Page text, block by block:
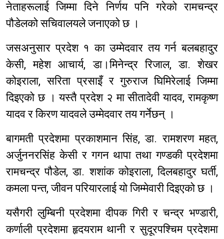
नेताहरूलाई जिम्मा दिने निर्णय पनि गरेको रामचन्द्र
पौडेलको सचिवालयले जनाएको छ ।
जसअनुसार प्रदेश १ का उम्मेदवार तय गर्न बलबहादुर
केसी, महेश आचार्य, डा।मिनेन्द्र रिजाल, डा. शेखर
कोइराला, सरिता प्रसाइँ र गुरुराज घिमिरेलाई जिम्मा
दिइएको छ । यस्तै प्रदेश २ मा सीतादेवी यादव, रामकृष्ण
यादव र किरण यादवले उम्मेदवार तय गर्नेछन् ।
बागमती प्रदेशमा प्रकाशमान सिंह, डा. रामशरण महत,
अर्जुननरसिंह केसी र गगन थापा तथा गण्डकी प्रदेशमा
रामचन्द्र पौडेल, डा. शशांक कोइराला, दिलबहादुर घर्ती,
कमला पन्त, जीवन परियारलाई यो जिम्मेवारी दिइएको छ ।
यसैगरी लुम्बिनी प्रदेशमा दीपक गिरी र चन्द्र भण्डारी,
कर्णाली प्रदेशमा हृदयराम थानी र सुदूरपश्चिम प्रदेशमा